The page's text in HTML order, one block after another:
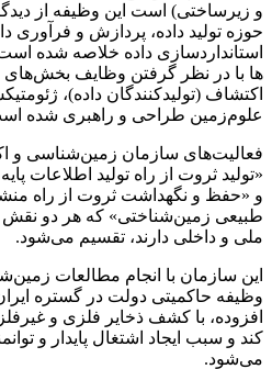
و زیرساختی) است این وظیفه از
حوزه تولید داده، پردازش و فرآوری
استانداردسازی داده خلاصه شده
ها با در نظر گرفتن وظایف بخش­‌های
اکتشاف (تولیدکنندگان داده)،
علوم‌زمین طراحی و راهبری شده‌
فعالیت­‌های سازمان زمین­‌شناسی و
«تولید ثروت از راه تولید اطلاعات
و «حفظ و نگهداشت ثروت از راه
طبیعی زمین‌شناختی» که هر دو نقش
ملی و داخلی دارند، تقسیم می­‌شود.
این سازمان با انجام مطالعات
وظیفه حاکمیتی دولت در گستره
افزوده، با کشف ذخایر فلزی و
کند و سبب ایجاد اشتغال پایدار و
می­‌شود.